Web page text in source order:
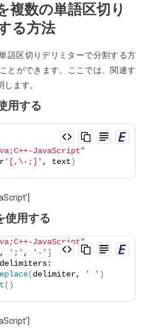
3
字
列
の
単
語
区
リ
ミ
複数の単語区切り
る方法
語区切りデリミターで分割する方
とができます。ここでは、関連す
ます。
用する
JavaScript"
r'[,\-;]' , text)
使用する
JavaScript"
, ';' , '-' ]
(delimiter, ' ' )
()